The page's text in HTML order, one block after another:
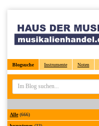
Blogsuche Instrumente Noten
Alle(666)